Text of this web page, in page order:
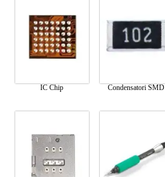
IC Chip Condensatori SMD